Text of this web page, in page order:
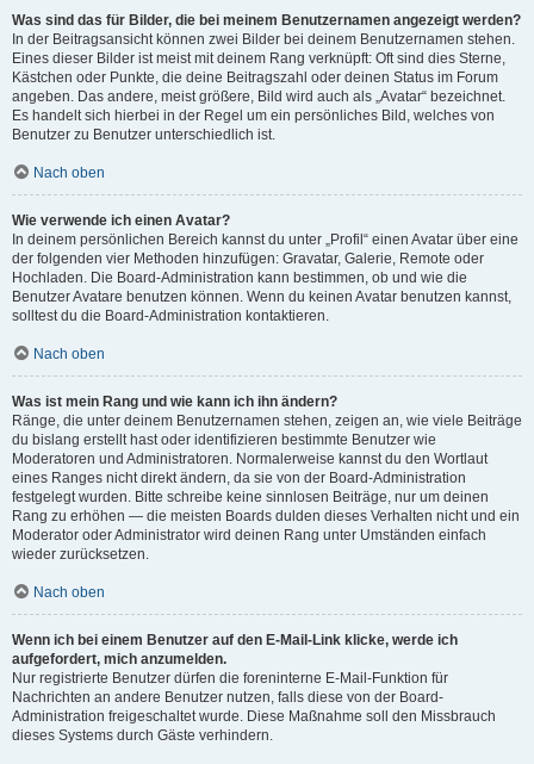
Was sind das für Bilder, die bei meinem Benutzernamen angezeigt werden?
In der Beitragsansicht können zwei Bilder bei deinem Benutzernamen stehen.
Eines dieser Bilder ist meist mit deinem Rang verknüpft: Oft sind dies Sterne,
Kästchen oder Punkte, die deine Beitragszahl oder deinen Status im Forum
angeben. Das andere, meist größere, Bild wird auch als „Avatar“ bezeichnet.
Es handelt sich hierbei in der Regel um ein persönliches Bild, welches von
Benutzer zu Benutzer unterschiedlich ist.
Nach oben
Wie verwende ich einen Avatar?
In deinem persönlichen Bereich kannst du unter „Profil“ einen Avatar über eine
der folgenden vier Methoden hinzufügen: Gravatar, Galerie, Remote oder
Hochladen. Die Board-Administration kann bestimmen, ob und wie die
Benutzer Avatare benutzen können. Wenn du keinen Avatar benutzen kannst,
solltest du die Board-Administration kontaktieren.
Nach oben
Was ist mein Rang und wie kann ich ihn ändern?
Ränge, die unter deinem Benutzernamen stehen, zeigen an, wie viele Beiträge
du bislang erstellt hast oder identifizieren bestimmte Benutzer wie
Moderatoren und Administratoren. Normalerweise kannst du den Wortlaut
eines Ranges nicht direkt ändern, da sie von der Board-Administration
festgelegt wurden. Bitte schreibe keine sinnlosen Beiträge, nur um deinen
Rang zu erhöhen — die meisten Boards dulden dieses Verhalten nicht und ein
Moderator oder Administrator wird deinen Rang unter Umständen einfach
wieder zurücksetzen.
Nach oben
Wenn ich bei einem Benutzer auf den E-Mail-Link klicke, werde ich
aufgefordert, mich anzumelden.
Nur registrierte Benutzer dürfen die foreninterne E-Mail-Funktion für
Nachrichten an andere Benutzer nutzen, falls diese von der Board-
Administration freigeschaltet wurde. Diese Maßnahme soll den Missbrauch
dieses Systems durch Gäste verhindern.